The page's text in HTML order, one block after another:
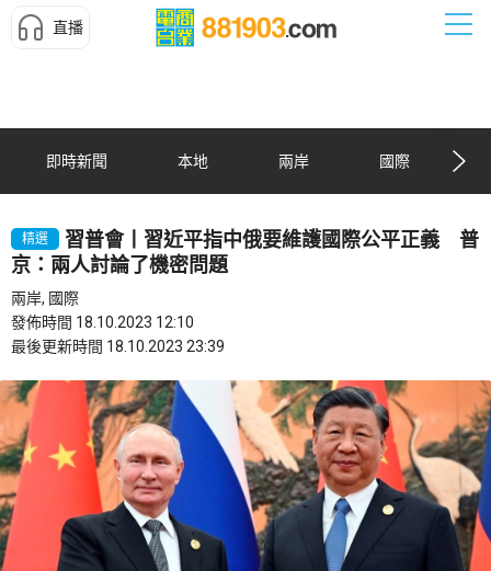
直播
即時新聞 本地 兩岸 國際
精選
習普會丨習近平指中俄要維護國際公平正義 普
京：兩人討論了機密問題
兩岸, 國際
發佈時間 18.10.2023 12:10
最後更新時間 18.10.2023 23:39